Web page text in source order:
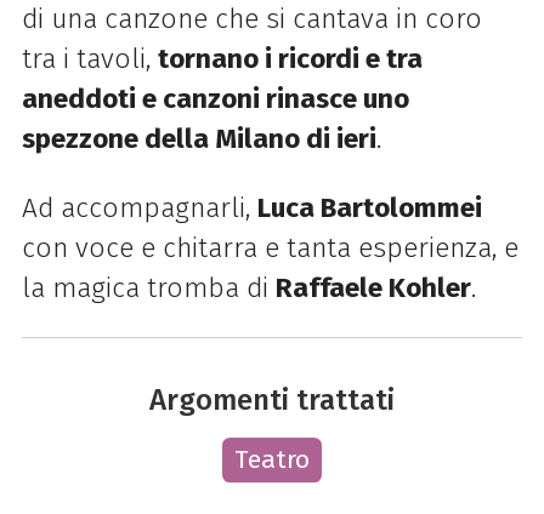
di una canzone che si cantava in coro
tra i tavoli, tornano i ricordi e tra
aneddoti e canzoni rinasce uno
spezzone della Milano di ieri.
Ad accompagnarli, Luca Bartolommei
con voce e chitarra e tanta esperienza, e
la magica tromba di Raffaele Kohler.
Argomenti trattati
Teatro